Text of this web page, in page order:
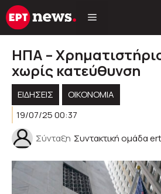
Μετάβαση
σε
ΗΠΑ –
χωρίς κατεύθυνση
ΕΙΔΗΣΕΙΣ
ΟΙΚΟΝΟΜΙΑ
19/07/25 00:37
Σύνταξη Συντακτική ομάδα